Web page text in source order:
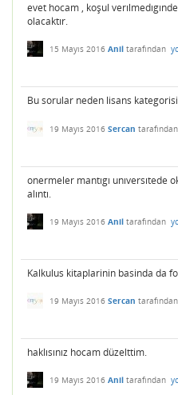
evet hocam , koşul
olacaktır.
15 Mayıs 2016 Anil tarafından
Bu sorular neden lisans
19 Mayıs 2016 Sercan tarafından
onermeler mantıgı unıversıtede
alıntı.
19 Mayıs 2016 Anil tarafından
Kalkulus kitaplarinin basinda da
19 Mayıs 2016 Sercan tarafından
haklısınız hocam düzelttim.
19 Mayıs 2016 Anil tarafından